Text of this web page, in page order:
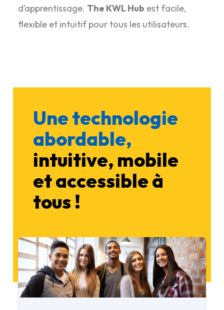
d’apprentissage. The KWL Hub est facile,
flexible et intuitif pour tous les utilisateurs.
Une technologie
abordable,
intuitive, mobile
et accessible à
tous !